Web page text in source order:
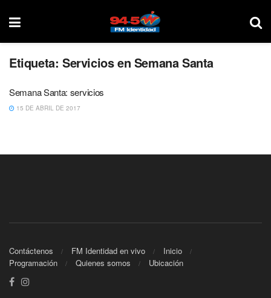
Etiqueta: Servicios en Semana Santa
Semana Santa: servicios
15 DE ABRIL DE 2017
Contáctenos FM Identidad en vivo
Inicio
Programación
Quienes somos Ubicación